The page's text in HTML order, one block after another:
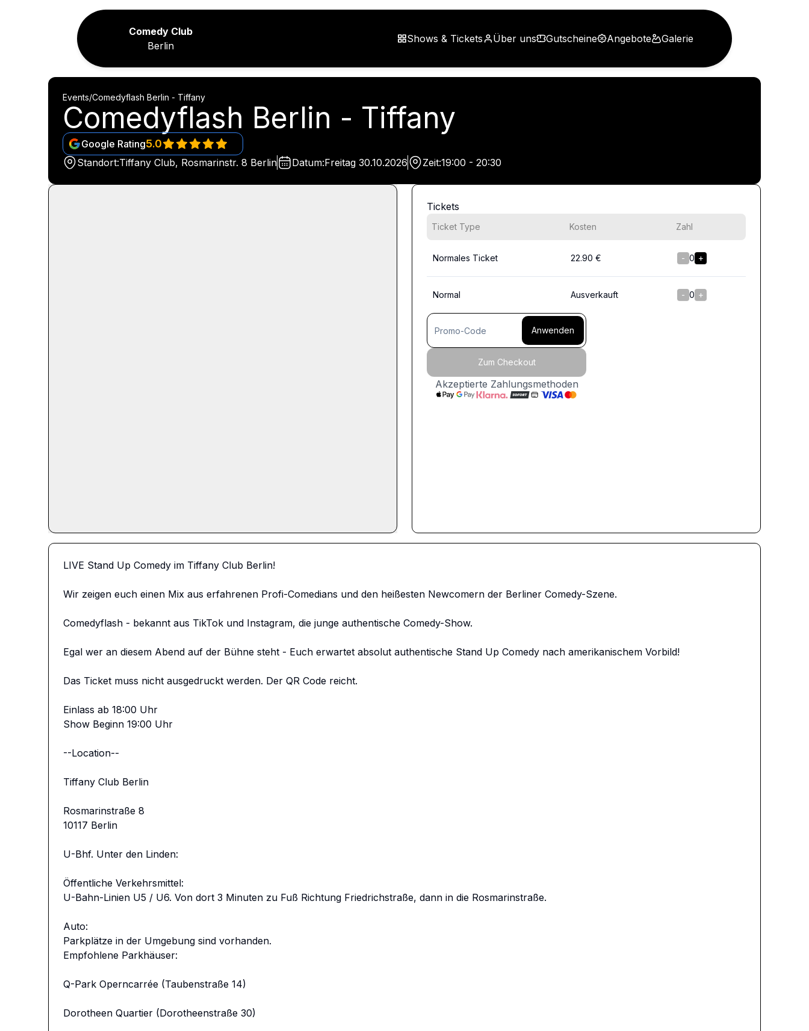
Comedy Club
Berlin
Shows & Tickets Über uns Gutscheine Angebote Galerie
Events/Comedyflash Berlin - Tiffany
Comedyflash Berlin - Tiffany
Google Rating5.0
Standort:Tiffany Club, Rosmarinstr. 8 Berlin Datum:Freitag 30.10.2026 Zeit:19:00 - 20:30
Tickets
Ticket Type Kosten Zahl
Normales Ticket 22.90 € - 0 +
Normal Ausverkauft - 0 +
Anwenden
Zum Checkout
Akzeptierte Zahlungsmethoden
LIVE Stand Up Comedy im Tiffany Club Berlin!
Wir zeigen euch einen Mix aus erfahrenen Profi-Comedians und den heißesten Newcomern der Berliner Comedy-Szene.
Comedyflash - bekannt aus TikTok und Instagram, die junge authentische Comedy-Show.
Egal wer an diesem Abend auf der Bühne steht - Euch erwartet absolut authentische Stand Up Comedy nach amerikanischem Vorbild!
Das Ticket muss nicht ausgedruckt werden. Der QR Code reicht.
Einlass ab 18:00 Uhr
Show Beginn 19:00 Uhr
--Location--
Tiffany Club Berlin
Rosmarinstraße 8
10117 Berlin
U-Bhf. Unter den Linden:
Öffentliche Verkehrsmittel:
U-Bahn-Linien U5 / U6. Von dort 3 Minuten zu Fuß Richtung Friedrichstraße, dann in die Rosmarinstraße.
Auto:
Parkplätze in der Umgebung sind vorhanden.
Empfohlene Parkhäuser:
Q-Park Operncarrée (Taubenstraße 14)
Dorotheen Quartier (Dorotheenstraße 30)